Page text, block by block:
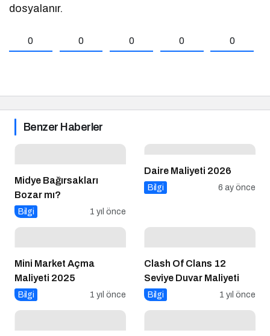
dosyalanır.
0 0 0 0 0
Benzer Haberler
Midye Bağırsakları
Bozar mı?
Bilgi 1 yıl önce
Daire Maliyeti 2026
Bilgi 6 ay önce
Mini Market Açma
Maliyeti 2025
Bilgi 1 yıl önce
Clash Of Clans 12
Seviye Duvar Maliyeti
Bilgi 1 yıl önce